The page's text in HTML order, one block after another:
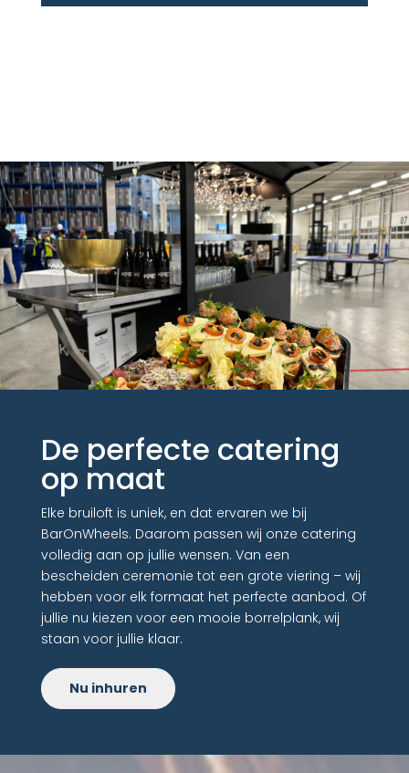
De perfecte catering
op maat
Elke bruiloft is uniek, en dat ervaren we bij
BarOnWheels. Daarom passen wij onze catering
volledig aan op jullie wensen. Van een
bescheiden ceremonie tot een grote viering – wij
hebben voor elk formaat het perfecte aanbod. Of
jullie nu kiezen voor een mooie borrelplank, wij
staan voor jullie klaar.
Nu inhuren